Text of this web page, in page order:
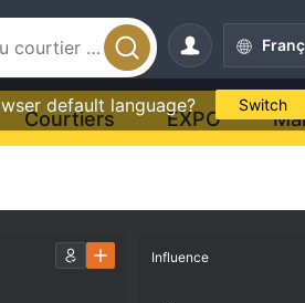
default language? Switch
Courtiers EXPO
Influence